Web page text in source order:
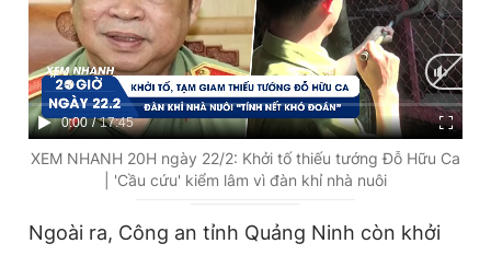
C
u
0:00 / D
u
17:45
XEM NHANH 20H ngày 22/2: Khởi tố thiếu tướng Đỗ Hữu Ca
| 'Cầu cứu' kiểm lâm vì đàn khỉ nhà nuôi
Ngoài ra, Công an tỉnh Quảng Ninh còn khởi